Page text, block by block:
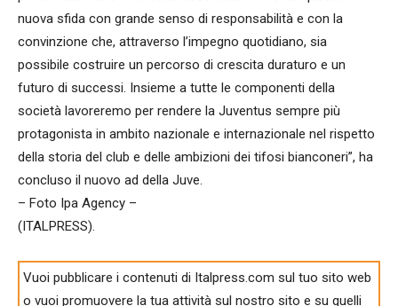
nuova sfida con grande senso di responsabilità e con la
convinzione che, attraverso l’impegno quotidiano, sia
possibile costruire un percorso di crescita duraturo e un
futuro di successi. Insieme a tutte le componenti della
società lavoreremo per rendere la Juventus sempre più
protagonista in ambito nazionale e internazionale nel rispetto
della storia del club e delle ambizioni dei tifosi bianconeri”, ha
concluso il nuovo ad della Juve.
– Foto Ipa Agency –
(ITALPRESS).
Vuoi pubblicare i contenuti di Italpress.com sul tuo sito web
o vuoi promuovere la tua attività sul nostro sito e su quelli